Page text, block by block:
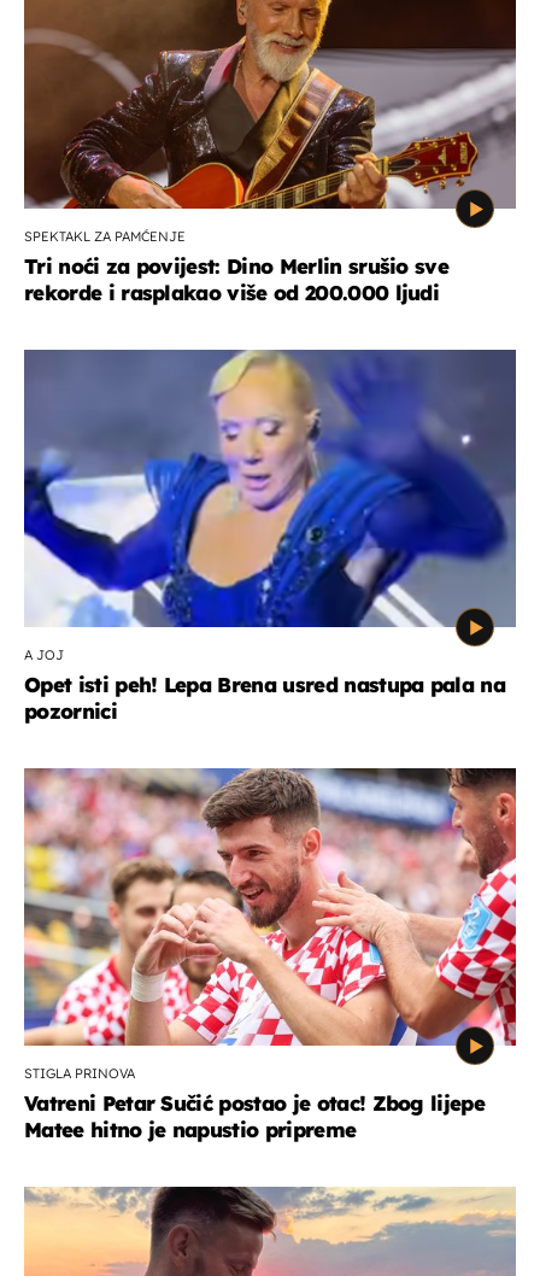
SPEKTAKL ZA PAMĆENJE
Tri noći za povijest: Dino Merlin srušio sve
rekorde i rasplakao više od 200.000 ljudi
A JOJ
Opet isti peh! Lepa Brena usred nastupa pala na
pozornici
STIGLA PRINOVA
Vatreni Petar Sučić postao je otac! Zbog lijepe
Matee hitno je napustio pripreme